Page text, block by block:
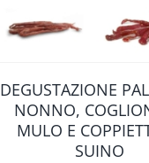
DEGUSTAZIONE
NONNO,
MULO E
SUINO